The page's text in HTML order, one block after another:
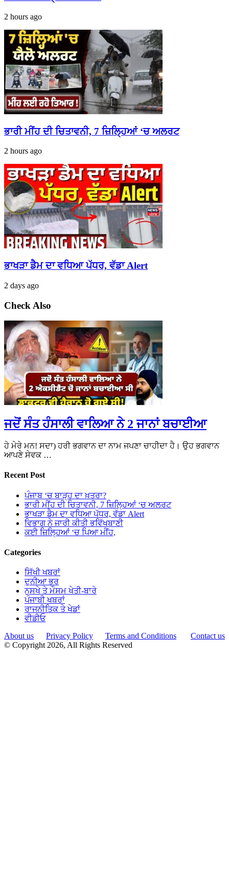
2 hours ago
ਭਾਰੀ ਮੀਂਹ ਦੀ ਚਿਤਾਵਨੀ, 7 ਜ਼ਿਲ੍ਹਿਆਂ ‘ਚ ਅਲਰਟ
2 hours ago
ਭਾਖੜਾ ਡੈਮ ਦਾ ਵਧਿਆ ਪੱਧਰ, ਵੱਡਾ Alert
2 days ago
Check Also
ਜਦੋਂ ਸੰਤ ਹੰਸਾਲੀ ਵਾਲਿਆ ਨੇ 2 ਜਾਨਾਂ ਬਚਾਈਆ
ਹੇ ਮੇਰੇ ਮਨ! ਸਦਾ) ਹਰੀ ਭਗਵਾਨ ਦਾ ਨਾਮ ਜਪਣਾ ਚਾਹੀਦਾ ਹੈ। ਉਹ ਭਗਵਾਨ
ਆਪਣੇ ਸੇਵਕ …
Recent Post
ਪੰਜਾਬ ‘ਚ ਬਾੜ੍ਹ ਦਾ ਖ਼ਤਰਾ?
ਭਾਰੀ ਮੀਂਹ ਦੀ ਚਿਤਾਵਨੀ, 7 ਜ਼ਿਲ੍ਹਿਆਂ ‘ਚ ਅਲਰਟ
ਭਾਖੜਾ ਡੈਮ ਦਾ ਵਧਿਆ ਪੱਧਰ, ਵੱਡਾ Alert
ਵਿਭਾਗ ਨੇ ਜਾਰੀ ਕੀਤੀ ਭਵਿੱਖਬਾਣੀ
ਕਈ ਜ਼ਿਲ੍ਹਿਆਂ ‘ਚ ਪਿਆ ਮੀਂਹ,
Categories
ਸਿੱਖੀ ਖਬਰਾਂ
ਦੁਨੀਆ ਭਰ
ਨੁਸਖੇ ਤੇ ਮੌਸਮ ਖੇਤੀ-ਬਾਰੇ
ਪੰਜਾਬੀ ਖਬਰਾਂ
ਰਾਜਨੀਤਿਕ ਤੇ ਖੇਡਾਂ
ਵੀਡੀਓ
About us
Privacy Policy Terms and Conditions
Contact us
© Copyright 2026, All Rights Reserved